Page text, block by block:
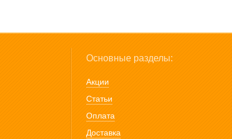
Основные разделы:
Акции
Статьи
Оплата
Доставка